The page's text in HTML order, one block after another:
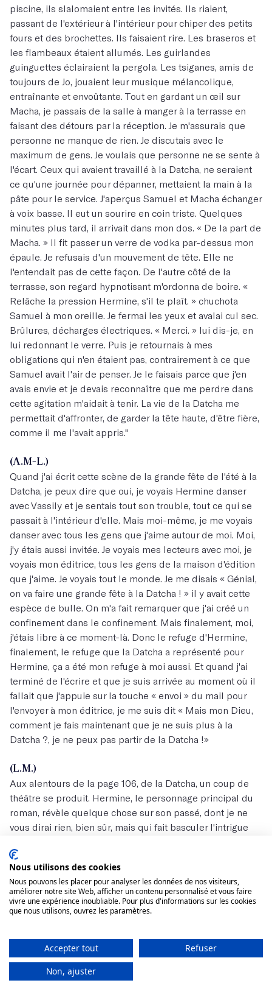
piscine, ils slalomaient entre les invités. Ils riaient,
passant de l'extérieur à l'intérieur pour chiper des petits
fours et des brochettes. Ils faisaient rire. Les braseros et
les flambeaux étaient allumés. Les guirlandes
guinguettes éclairaient la pergola. Les tsiganes, amis de
toujours de Jo, jouaient leur musique mélancolique,
entraînante et envoûtante. Tout en gardant un œil sur
Macha, je passais de la salle à manger à la terrasse en
faisant des détours par la réception. Je m'assurais que
personne ne manque de rien. Je discutais avec le
maximum de gens. Je voulais que personne ne se sente à
l'écart. Ceux qui avaient travaillé à la Datcha, ne seraient
ce qu'une journée pour dépanner, mettaient la main à la
pâte pour le service. J'aperçus Samuel et Macha échanger
à voix basse. Il eut un sourire en coin triste. Quelques
minutes plus tard, il arrivait dans mon dos. « De la part de
Macha. » Il fit passer un verre de vodka par-dessus mon
épaule. Je refusais d'un mouvement de tête. Elle ne
l'entendait pas de cette façon. De l'autre côté de la
terrasse, son regard hypnotisant m'ordonna de boire. «
Relâche la pression Hermine, s'il te plaît. » chuchota
Samuel à mon oreille. Je fermai les yeux et avalai cul sec.
Brûlures, décharges électriques. « Merci. » lui dis-je, en
lui redonnant le verre. Puis je retournais à mes
obligations qui n'en étaient pas, contrairement à ce que
Samuel avait l'air de penser. Je le faisais parce que j'en
avais envie et je devais reconnaître que me perdre dans
cette agitation m'aidait à tenir. La vie de la Datcha me
permettait d'affronter, de garder la tête haute, d'être fière,
comme il me l'avait appris."
(A.M-L.)
Quand j'ai écrit cette scène de la grande fête de l'été à la
Datcha, je peux dire que oui, je voyais Hermine danser
avec Vassily et je sentais tout son trouble, tout ce qui se
passait à l'intérieur d'elle. Mais moi-même, je me voyais
danser avec tous les gens que j'aime autour de moi. Moi,
j'y étais aussi invitée. Je voyais mes lecteurs avec moi, je
voyais mon éditrice, tous les gens de la maison d'édition
que j'aime. Je voyais tout le monde. Je me disais « Génial,
on va faire une grande fête à la Datcha ! » il y avait cette
espèce de bulle. On m'a fait remarquer que j'ai créé un
confinement dans le confinement. Mais finalement, moi,
j'étais libre à ce moment-là. Donc le refuge d'Hermine,
finalement, le refuge que la Datcha a représenté pour
Hermine, ça a été mon refuge à moi aussi. Et quand j'ai
terminé de l'écrire et que je suis arrivée au moment où il
fallait que j'appuie sur la touche « envoi » du mail pour
l'envoyer à mon éditrice, je me suis dit « Mais mon Dieu,
comment je fais maintenant que je ne suis plus à la
Datcha ?, je ne peux pas partir de la Datcha !»
(L.M.)
Aux alentours de la page 106, de la Datcha, un coup de
théâtre se produit. Hermine, le personnage principal du
roman, révèle quelque chose sur son passé, dont je ne
vous dirai rien, bien sûr, mais qui fait basculer l'intrigue
l'écriture de cette scène, qu'elle surnomme « la scène de
la petite fille », elle m'explique qu'avant de l'écrire, elle
était désemparée face à son personnage, ne la
comprenait plus très bien et n'imaginait pas une seconde
ce qu'elle s'apprêtait à découvrir sur elle.
face à un tel blocage ? Bouscule-t-elle un peu ses
personnages ?
Nous utilisons des cookies
Nous pouvons les placer pour analyser les données de nos visiteurs,
améliorer notre site Web, afficher un contenu personnalisé et vous faire
vivre une expérience inoubliable. Pour plus d'informations sur les cookies
que nous utilisons, ouvrez les paramètres.
Accepter tout
Refuser
Non, ajuster